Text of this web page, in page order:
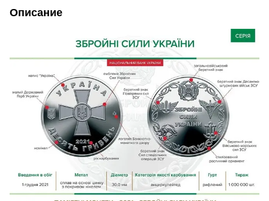
Описание